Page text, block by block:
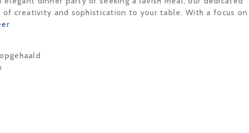
of creativity and sophistication to your table. With a focus on